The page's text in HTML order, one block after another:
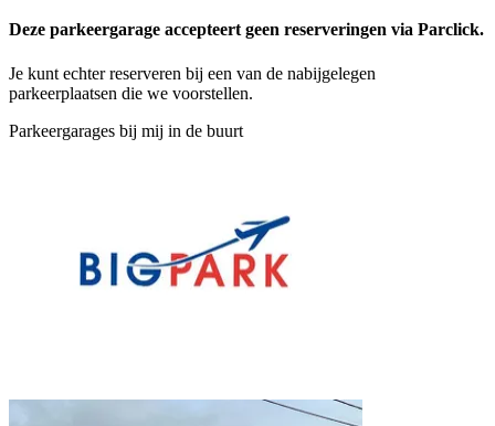
Deze parkeergarage accepteert geen reserveringen via Parclick.
Je kunt echter reserveren bij een van de nabijgelegen
parkeerplaatsen die we voorstellen.
Parkeergarages bij mij in de buurt